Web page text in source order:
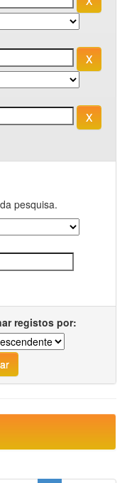
pesquisa.
registos por: